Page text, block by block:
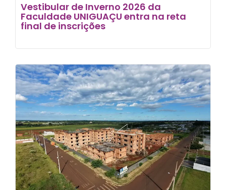
Vestibular de Inverno 2026 da
Faculdade UNIGUAÇU entra na reta
final de inscrições